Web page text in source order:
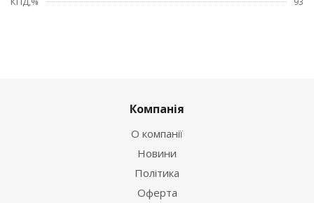
Компанія
О компанії
Новини
Політика
Оферта